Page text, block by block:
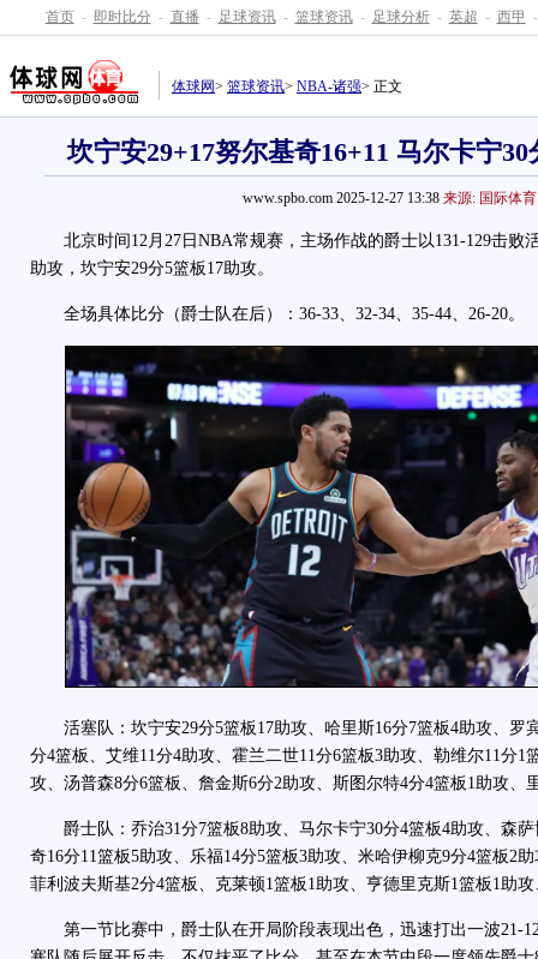
首页 - 即时比分 - 直播 - 足球资讯 - 篮球资讯 - 足球分析 - 英超 - 西甲 -
体球网> 篮球资讯> NBA-诸强> 正文
坎宁安29+17努尔基奇16+11 马尔卡宁
www.spbo.com 2025-12-27 13:38 来源: 国际体育
北京时间12月27日NBA常规赛，主场作战的爵士以131-129击败
助攻，坎宁安29分5篮板17助攻。
全场具体比分（爵士队在后）：36-33、32-34、35-44、26-20。
活塞队：坎宁安29分5篮板17助攻、哈里斯16分7篮板4助攻、罗
分4篮板、艾维11分4助攻、霍兰二世11分6篮板3助攻、勒维尔11分1
攻、汤普森8分6篮板、詹金斯6分2助攻、斯图尔特4分4篮板1助攻、
爵士队：乔治31分7篮板8助攻、马尔卡宁30分4篮板4助攻、森萨
奇16分11篮板5助攻、乐福14分5篮板3助攻、米哈伊柳克9分4篮板2
菲利波夫斯基2分4篮板、克莱顿1篮板1助攻、亨德里克斯1篮板1助
第一节比赛中，爵士队在开局阶段表现出色，迅速打出一波21-